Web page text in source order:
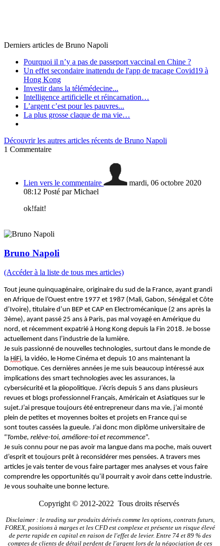
Derniers articles de Bruno Napoli
Pourquoi il n’y a pas de passeport vaccinal en Chine ?
Un effet secondaire inattendu de l'app de tracage Covid19 à
Hong Kong
Investir dans la télémédecine...
Intelligence artificielle et réincarnation…
L’argent c’est pour les pauvres...
La plus grosse claque de ma vie…
Découvrir les autres articles récents de Bruno Napoli
1 Commentaire
Lien vers le commentaire
mardi, 06 octobre 2020
08:12 Posté par Michael
ok!fait!
Bruno Napoli
(Accéder à la liste de tous mes articles)
Tout jeune quinquagénaire, originaire du sud de la France, ayant grandi
en Afrique de l’Ouest entre 1977 et 1987 (Mali, Gabon, Sénégal et Côte
d’Ivoire), titulaire d’un BEP et CAP en Electromécanique (2 ans après la
3ème), ayant passé 25 ans à Paris, pas mal voyagé en Amérique du
nord, et récemment expatrié à Hong Kong depuis la Fin 2018. Je bosse
actuellement dans l’industrie de la lumière.
Je suis passionné de nouvelles technologies, surtout dans le monde de
la HiFi, la vidéo, le Home Cinéma et depuis 10 ans maintenant la
Domotique. Ces dernières années je me suis beaucoup intéressé aux
implications des smart technologies avec les assurances, la
cybersécurité et la géopolitique. J’écris depuis 5 ans dans plusieurs
revues et blogs professionnel Français, Américain et Asiatiques sur le
sujet.J’ai presque toujours été entrepreneur dans ma vie, j’ai monté
plein de petites et moyennes boites et projets en France qui se
sont toutes cassées la gueule. J’ai donc mon diplôme universitaire de
“Tombe, relève-toi, améliore-toiet recommence”.
Je suis connu pour ne pas avoir ma langue dans ma poche, mais ouvert
d’esprit et toujours prêt à reconsidérer mes pensées. A travers mes
articles je vais tenter de vous faire partager mes analyses et vous faire
comprendre les opportunités qu’il pourrait y avoir dans cette industrie.
Je vous souhaite une bonne lecture.
Copyright © 2012-2022 Tous droits réservés
Disclaimer : le trading sur produits dérivés comme les options, contrats futurs,
FOREX, positions à marges et les CFD est complexe et présente un risque élevé
de perte rapide en capital en raison de l'effet de levier. Entre 74 et 89 % des
comptes de clients de détail perdent de l'argent lors de la négociation de ces